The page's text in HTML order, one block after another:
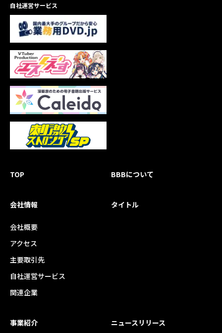
自社運営サービス
TOP BBBについて
会社情報
会社概要
アクセス
主要取引先
自社運営サービス
関連企業
タイトル
事業紹介 ニュースリリース